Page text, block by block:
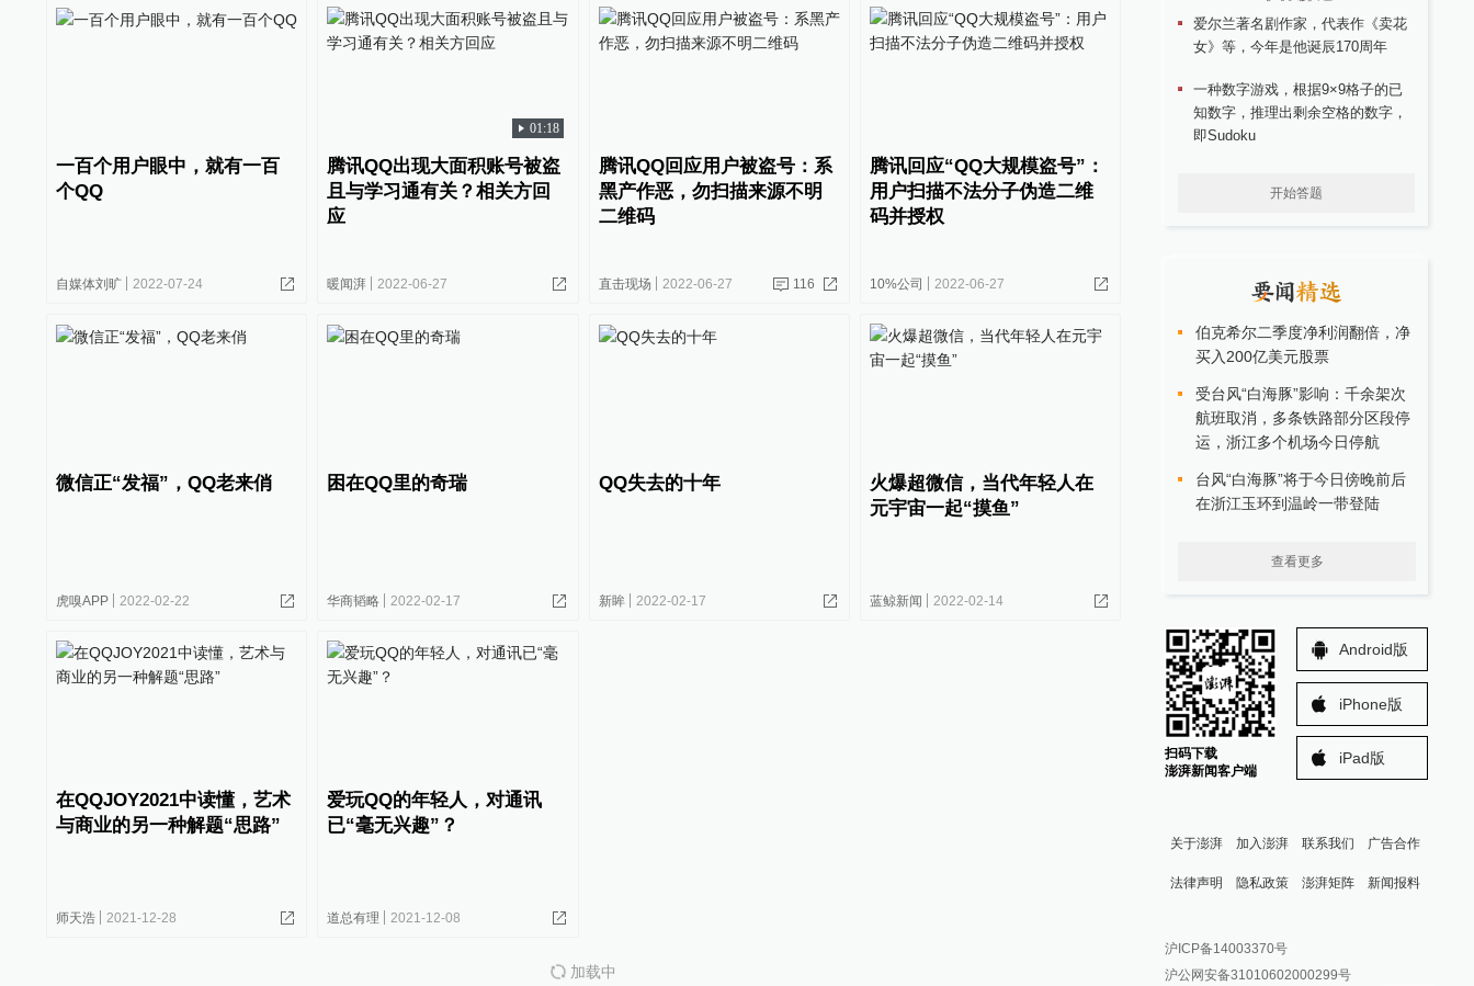
一百个用户眼中，就有一百
个QQ
自媒体刘旷 2022-07-24
01:18
腾讯QQ出现大面积账号被盗
且与学习通有关？相关方回
应
暖闻湃 2022-06-27
腾讯QQ回应用户被盗号：系
黑产作恶，勿扫描来源不明
二维码
直击现场 2022-06-27 116
腾讯回应“QQ大规模盗号”：
用户扫描不法分子伪造二维
码并授权
10%公司 2022-06-27
微信正“发福”，QQ老来俏
虎嗅APP 2022-02-22
困在QQ里的奇瑞
华商韬略 2022-02-17
QQ失去的十年
新眸 2022-02-17
火爆超微信，当代年轻人在
元宇宙一起“摸鱼”
蓝鲸新闻 2022-02-14
在QQJOY2021中读懂，艺术
与商业的另一种解题“思路”
师天浩 2021-12-28
爱玩QQ的年轻人，对通讯
已“毫无兴趣”？
道总有理 2021-12-08
加载中
爱尔兰著名剧作家，代表作《卖花
女》等，今年是他诞辰170周年
一种数字游戏，根据9×9格子的已
知数字，推理出剩余空格的数字，
即Sudoku
开始答题
伯克希尔二季度净利润翻倍，净
买入200亿美元股票
受台风“白海豚”影响：千余架次
航班取消，多条铁路部分区段停
运，浙江多个机场今日停航
台风“白海豚”将于今日傍晚前后
在浙江玉环到温岭一带登陆
查看更多
扫码下载
澎湃新闻客户端
Android版
iPhone版
iPad版
关于澎湃 加入澎湃 联系我们 广告合作
法律声明 隐私政策 澎湃矩阵
澎湃新闻公众号
新闻报料
报料邮箱: news@thepaper.cn
沪ICP备14003370号
沪公网安备31010602000299号